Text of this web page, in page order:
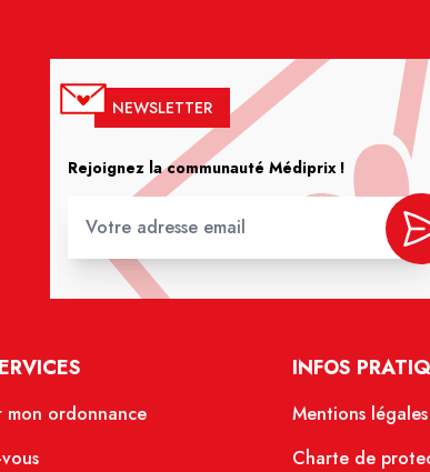
NEWSLETTER
Rejoignez la communauté Médiprix !
mon ordonnance
INFOS
Mentions légales
Charte de